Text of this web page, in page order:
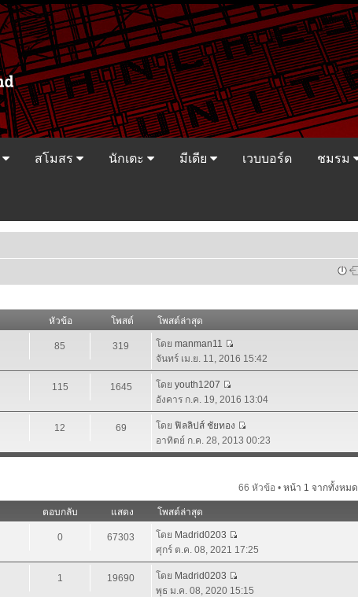
สโมสร นักเตะ มีเดีย เวบบอร์ด ชมรม
หัวข้อ โพสต์
โพสต์ล่าสุด
85 319 โดย manman11
จันทร์ เม.ย. 11, 2016 15:42
115 1645 โดย youth1207
อังคาร ก.ค. 19, 2016 13:04
12 69 โดย ฟิลลิปส์ ชัยทอง
อาทิตย์ ก.ค. 28, 2013 00:23
66 หัวข้อ • หน้า 1 จากทั้งหมด
ตอบกลับ แสดง
โพสต์ล่าสุด
0 67303 โดย Madrid0203
ศุกร์ ต.ค. 08, 2021 17:25
1 19690 โดย Madrid0203
พุธ ม.ค. 08, 2020 15:15